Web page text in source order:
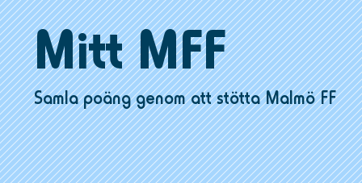
Mitt MFF
Samla poäng genom att stötta Malmö FF